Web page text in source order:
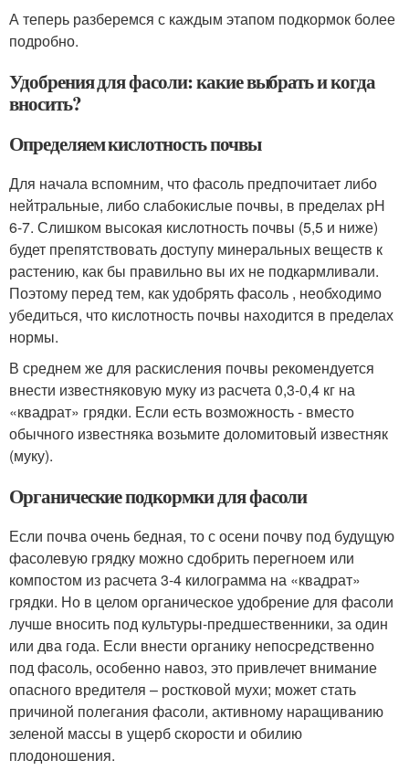
А теперь разберемся с каждым этапом подкормок более
подробно.
Удобрения для фасоли: какие выбрать и когда
вносить?
Определяем кислотность почвы
Для начала вспомним, что фасоль предпочитает либо
нейтральные, либо слабокислые почвы, в пределах рН
6-7. Слишком высокая кислотность почвы (5,5 и ниже)
будет препятствовать доступу минеральных веществ к
растению, как бы правильно вы их не подкармливали.
Поэтому перед тем, как удобрять фасоль , необходимо
убедиться, что кислотность почвы находится в пределах
нормы.
В среднем же для раскисления почвы рекомендуется
внести известняковую муку из расчета 0,3-0,4 кг на
«квадрат» грядки. Если есть возможность - вместо
обычного известняка возьмите доломитовый известняк
(муку).
Органические подкормки для фасоли
Если почва очень бедная, то с осени почву под будущую
фасолевую грядку можно сдобрить перегноем или
компостом из расчета 3-4 килограмма на «квадрат»
грядки. Но в целом органическое удобрение для фасоли
лучше вносить под культуры-предшественники, за один
или два года. Если внести органику непосредственно
под фасоль, особенно навоз, это привлечет внимание
опасного вредителя – ростковой мухи; может стать
причиной полегания фасоли, активному наращиванию
зеленой массы в ущерб скорости и обилию
плодоношения.